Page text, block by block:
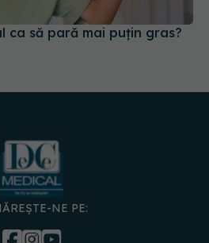
ca să pară mai puțin gras?
NE PE: